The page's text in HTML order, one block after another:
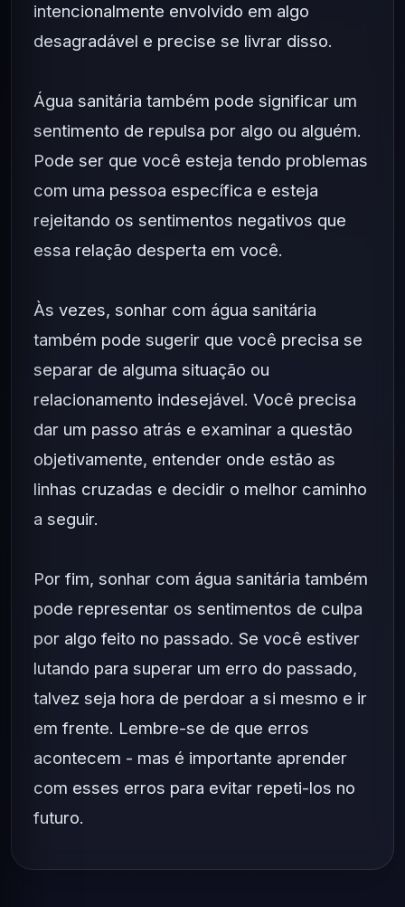
intencionalmente envolvido em algo
desagradável e precise se livrar disso.
Água sanitária também pode significar um
sentimento de repulsa por algo ou alguém.
Pode ser que você esteja tendo problemas
com uma pessoa específica e esteja
rejeitando os sentimentos negativos que
essa relação desperta em você.
Às vezes, sonhar com água sanitária
também pode sugerir que você precisa se
separar de alguma situação ou
relacionamento indesejável. Você precisa
dar um passo atrás e examinar a questão
objetivamente, entender onde estão as
linhas cruzadas e decidir o melhor caminho
a seguir.
Por fim, sonhar com água sanitária também
pode representar os sentimentos de culpa
por algo feito no passado. Se você estiver
lutando para superar um erro do passado,
talvez seja hora de perdoar a si mesmo e ir
em frente. Lembre-se de que erros
acontecem - mas é importante aprender
com esses erros para evitar repeti-los no
futuro.